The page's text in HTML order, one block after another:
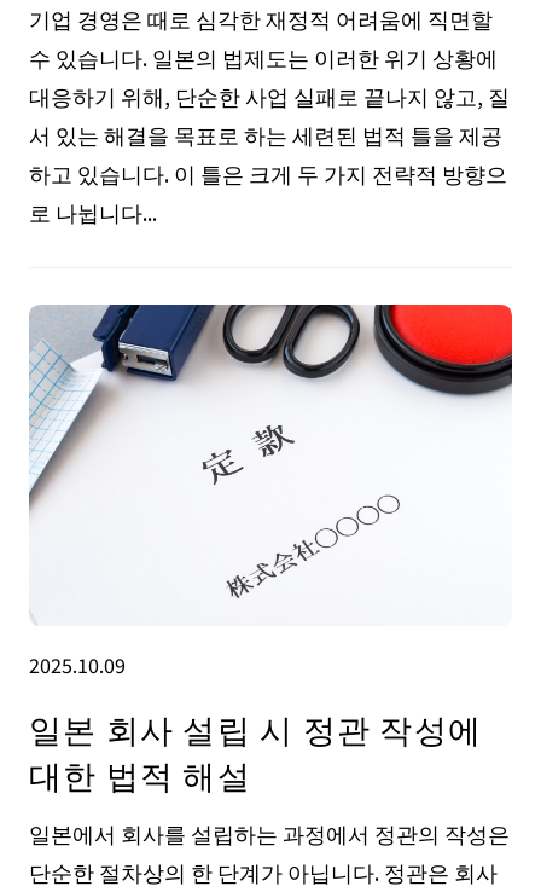
기업 경영은 때로 심각한 재정적 어려움에 직면할
수 있습니다. 일본의 법제도는 이러한 위기 상황에
대응하기 위해, 단순한 사업 실패로 끝나지 않고, 질
서 있는 해결을 목표로 하는 세련된 법적 틀을 제공
하고 있습니다. 이 틀은 크게 두 가지 전략적 방향으
로 나뉩니다...
2025.10.09
일본 회사 설립 시 정관 작성에
대한 법적 해설
일본에서 회사를 설립하는 과정에서 정관의 작성은
단순한 절차상의 한 단계가 아닙니다. 정관은 회사